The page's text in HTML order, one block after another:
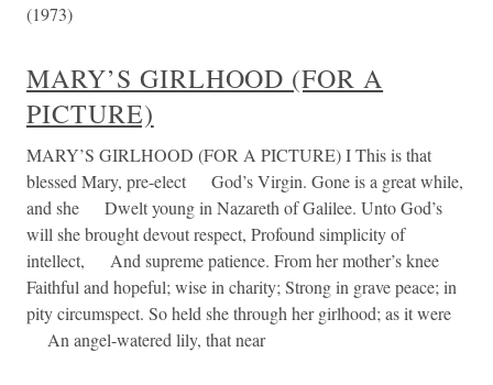
(1973)
MARY’S GIRLHOOD (FOR A
PICTURE)
MARY’S GIRLHOOD (FOR A PICTURE) I This is that
blessed Mary, pre-elect God’s Virgin. Gone is a great while,
and she Dwelt young in Nazareth of Galilee. Unto God’s
will she brought devout respect, Profound simplicity of
intellect, And supreme patience. From her mother’s knee
Faithful and hopeful; wise in charity; Strong in grave peace; in
pity circumspect. So held she through her girlhood; as it were
An angel-watered lily, that near